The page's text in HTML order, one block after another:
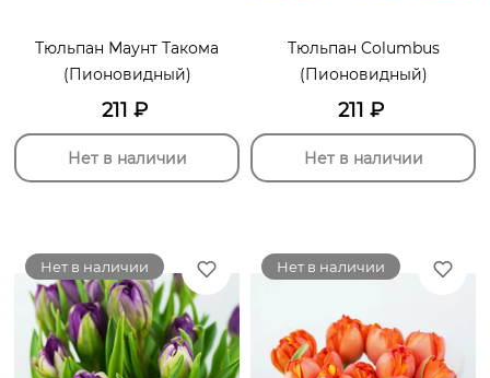
Тюльпан Маунт Такома
(Пионовидный)
211 ₽
Нет в наличии
Тюльпан Columbus
(Пионовидный)
211 ₽
Нет в наличии
Нет в наличии Нет в наличии